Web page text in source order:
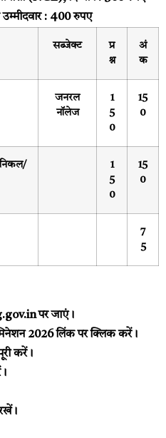
: 400 रुपए
सब्जेक्ट
प्र
श्न
अं
क
जनरल
नॉलेज
1
5
0
15
0
1
5
0
15
0
7
5
पर जाएं।
2026 लिंक पर क्लिक करें।
करें।